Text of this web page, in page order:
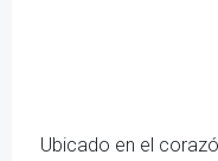
Ubicado en el